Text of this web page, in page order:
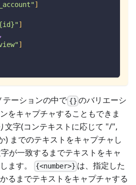
]
]
,
]
テーションの中で {} のバリエーシ
をキャプチャすることもできま
文字(コンテキストに応じて "/",
までのテキストをキャプチャし
が一致するまでテキストをキャ
ます。
{<number>} は、指定した
るまでテキストをキャプチャする